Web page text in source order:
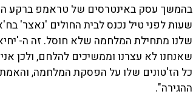
בהמשך עסק באינטרסים של טראמפ ברקע
שעות לפני טיל נכנס לבית החולים 'נאצר'
שלנו מתחילת המלחמה שלא חוסל. זה ה-
שאנחנו לא עצרנו וממשיכים להלחם, ולכן
כל הז'טונים שלו על הפסקת המלחמה,
ההגירה".